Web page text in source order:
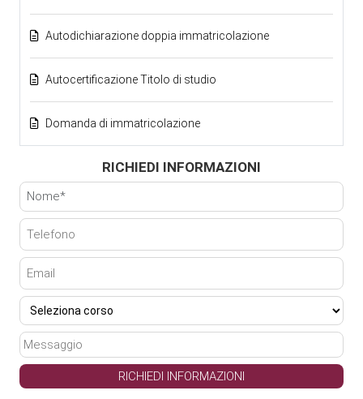
Autodichiarazione doppia immatricolazione
Autocertificazione Titolo di studio
Domanda di immatricolazione
RICHIEDI INFORMAZIONI